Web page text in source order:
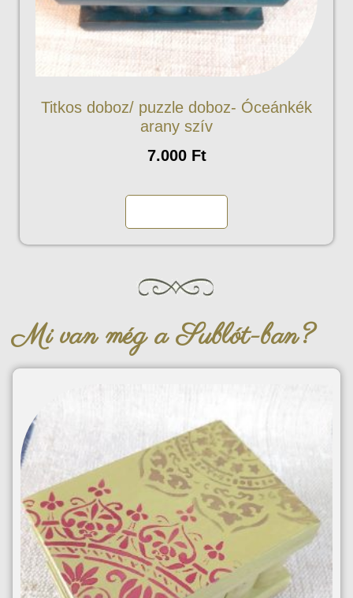
Titkos doboz/ puzzle doboz- Óceánkék
arany szív
7.000 Ft
Mi van még a Sublót-ban?